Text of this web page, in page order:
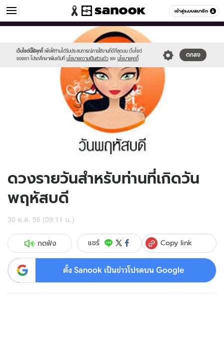
เข้าสู่ระบบสมาชิก
ดูดวง หมวดอื่นๆ
เว็บไซต์นี้ใช้คุกกี้ เพื่อให้ท่านได้รับประสบการณ์การใช้งานที่ดีที่สุดบน เว็บไซต์
ของเรา โปรดศึกษาเพิ่มเติมที่ นโยบายความเป็นส่วนตัว และ นโยบายคุกกี้
ตกลง
//s.isanook.com/sr/0/images/logo-
sanook.png
//s.isanook.com/ho/0/ud/10/53885/170-
ดวงรายวันสำหรับท่านที่เกิดวัน
พฤหัสบดี
30 ต.ค. 56 (09:11 น.)
กดฟัง แชร์ Copy link
ตั้ง Sanook เป็นข่าวโปรดบน Google